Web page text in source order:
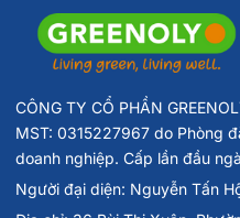
CÔNG TY CỔ PHẦN
MST: 0315227967 do Phòng
doanh nghiệp. Cấp lần đầu
Người đại diện: Nguyễn Tấn